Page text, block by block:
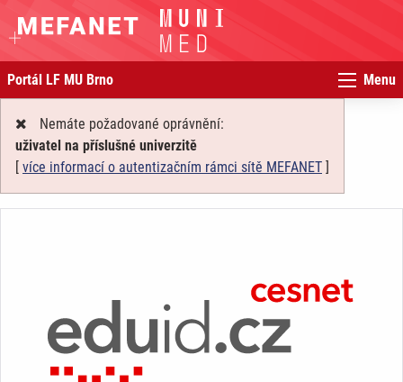
Portál LF MU Brno Menu
Nemáte požadované oprávnění:
uživatel na příslušné univerzitě
[ více informací o autentizačním rámci sítě MEFANET ]